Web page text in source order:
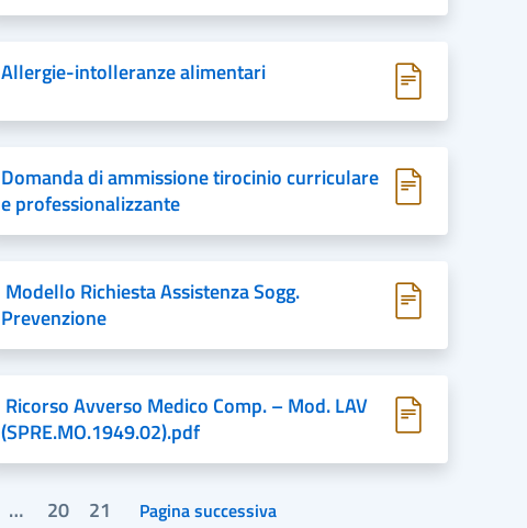
Allergie-intolleranze alimentari
Domanda di ammissione tirocinio curriculare
e professionalizzante
Modello Richiesta Assistenza Sogg.
Prevenzione
Ricorso Avverso Medico Comp. – Mod. LAV
(SPRE.MO.1949.02).pdf
… 20 21 Pagina successiva